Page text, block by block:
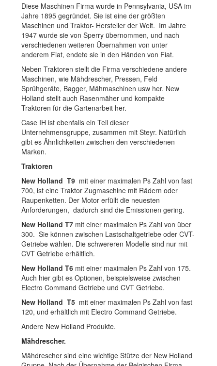
Diese Maschinen Firma wurde in Pennsylvania, USA im
Jahre 1895 gegründet. Sie ist eine der größten
Maschinen und Traktor- Hersteller der Welt. Im Jahre
1947 wurde sie von Sperry übernommen, und nach
verschiedenen weiteren Übernahmen von unter
anderem Fiat, endete sie in den Händen von Fiat.
Neben Traktoren stellt die Firma verschiedene andere
Maschinen, wie Mähdrescher, Pressen, Feld
Sprühgeräte, Bagger, Mähmaschinen usw her. New
Holland stellt auch Rasenmäher und kompakte
Traktoren für die Gartenarbeit her.
Case IH ist ebenfalls ein Teil dieser
Unternehmensgruppe, zusammen mit Steyr. Natürlich
gibt es Ähnlichkeiten zwischen den verschiedenen
Marken.
Traktoren
New Holland T9 mit einer maximalen Ps Zahl von fast
700, ist eine Traktor Zugmaschine mit Rädern oder
Raupenketten. Der Motor erfüllt die neuesten
Anforderungen, dadurch sind die Emissionen gering.
New Holland T7 mit einer maximalen Ps Zahl von über
300. Sie können zwischen Lastschaltgetriebe oder CVT-
Getriebe wählen. Die schwereren Modelle sind nur mit
CVT Getriebe erhältlich.
New Holland T6 mit einer maximalen Ps Zahl von 175.
Auch hier gibt es Optionen, beispielsweise zwischen
Electro Command Getriebe und CVT Getriebe.
New Holland T5 mit einer maximalen Ps Zahl von fast
120, und erhältlich mit Electro Command Getriebe.
Andere New Holland Produkte.
Mähdrescher.
Mähdrescher sind eine wichtige Stütze der New Holland